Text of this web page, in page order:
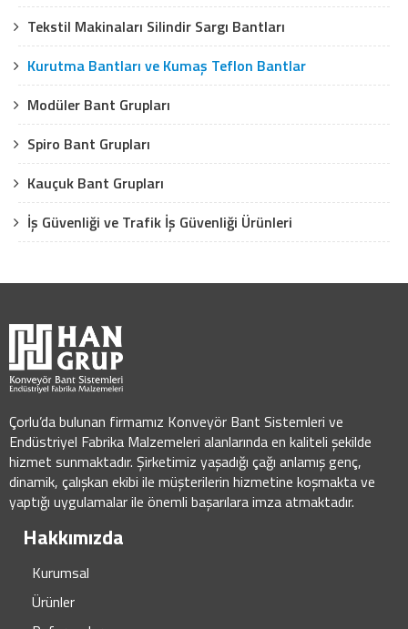
Tekstil Makinaları Silindir Sargı Bantları
Kurutma Bantları ve Kumaş Teflon Bantlar
Modüler Bant Grupları
Spiro Bant Grupları
Kauçuk Bant Grupları
İş Güvenliği ve Trafik İş Güvenliği Ürünleri
Çorlu’da bulunan firmamız Konveyör Bant Sistemleri ve
Endüstriyel Fabrika Malzemeleri alanlarında en kaliteli şekilde
hizmet sunmaktadır. Şirketimiz yaşadığı çağı anlamış genç,
dinamik, çalışkan ekibi ile müşterilerin hizmetine koşmakta ve
yaptığı uygulamalar ile önemli başarılara imza atmaktadır.
Hakkımızda
Kurumsal
Ürünler